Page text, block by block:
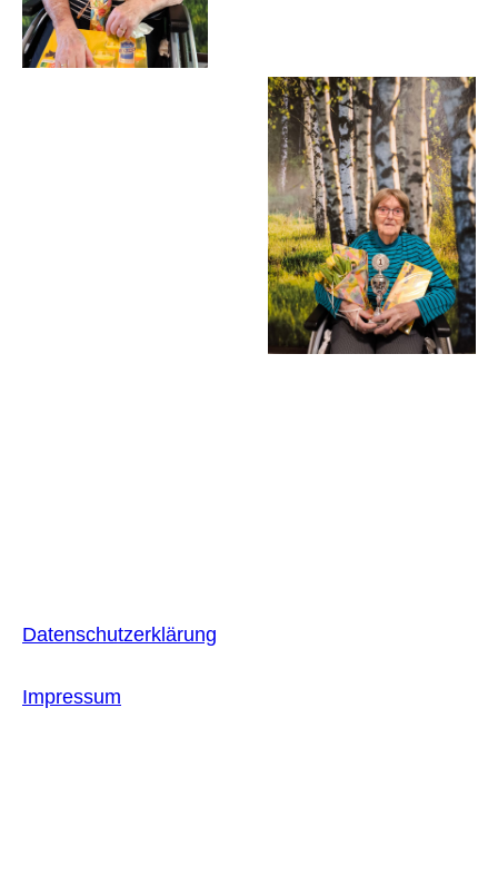
Datenschutzerklärung
Impressum